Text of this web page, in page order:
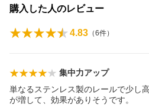
購入した人のレビュー
4.83 （6件）
集中力アップ
単なるステンレス製のレールで少し
が増して、効果がありそうです。